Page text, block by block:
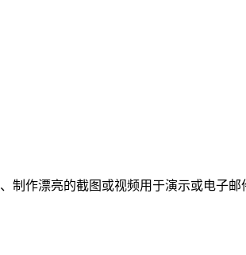
制作漂亮的截图或视频用于演示或电子邮